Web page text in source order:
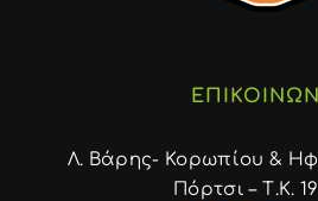
Λ. Βάρης- Κορωπίου &
Πόρτσι – Τ.Κ.